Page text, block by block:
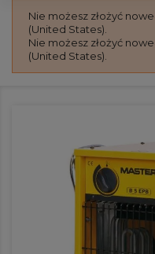
Nie możesz złożyć
(United States).
Nie możesz złożyć
(United States).